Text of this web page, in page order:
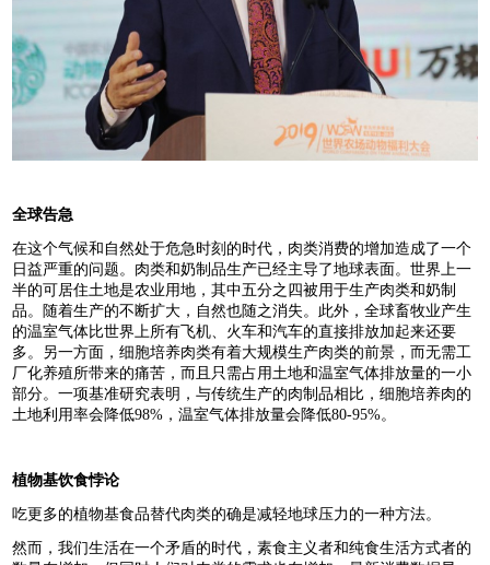
全球告急
在这个气候和自然处于危急时刻的时代，肉类消费的增加造成了一个
日益严重的问题。肉类和奶制品生产已经主导了地球表面。世界上一
半的可居住土地是农业用地，其中五分之四被用于生产肉类和奶制
品。随着生产的不断扩大，自然也随之消失。此外，全球畜牧业产生
的温室气体比世界上所有飞机、火车和汽车的直接排放加起来还要
多。另一方面，细胞培养肉类有着大规模生产肉类的前景，而无需工
厂化养殖所带来的痛苦，而且只需占用土地和温室气体排放量的一小
部分。一项基准研究表明，与传统生产的肉制品相比，细胞培养肉的
土地利用率会降低98%，温室气体排放量会降低80-95%。
植物基饮食悖论
吃更多的植物基食品替代肉类的确是减轻地球压力的一种方法。
然而，我们生活在一个矛盾的时代，素食主义者和纯食生活方式者的